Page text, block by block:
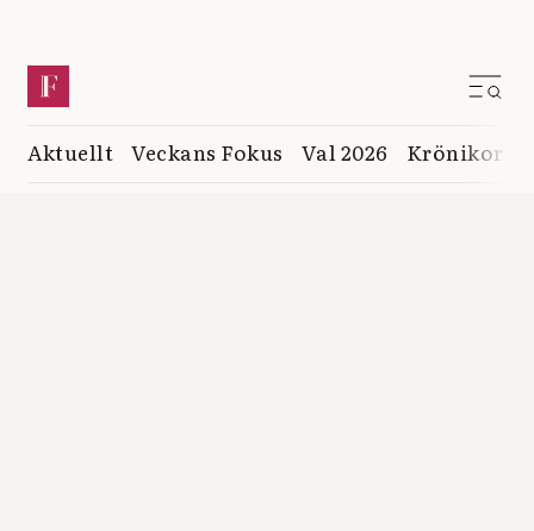
Aktuellt Veckans Fokus Val 2026 Krönikor